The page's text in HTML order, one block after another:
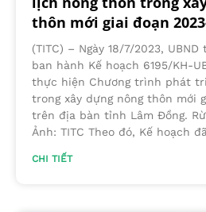
thôn mới giai đoạn
(TITC) – Ngày 18/7/2023,
ban hành Kế hoạch 6195/KH-
thực hiện Chương trình phát
trong xây dựng nông thôn mới
trên địa bàn tỉnh Lâm Đồng.
Ảnh: TITC Theo đó, Kế hoạch
CHI TIẾT